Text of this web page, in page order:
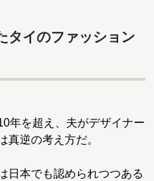
タイのファッション
年を超え、夫がデザイナー
真逆の考え方だ。
日本でも認められつつある